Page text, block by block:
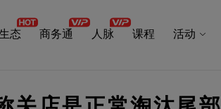
态 商务通 人脉 课程 活动